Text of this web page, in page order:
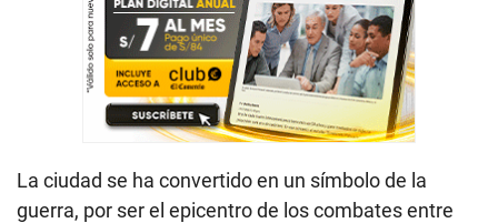
La ciudad se ha convertido en un símbolo de la
guerra, por ser el epicentro de los combates entre